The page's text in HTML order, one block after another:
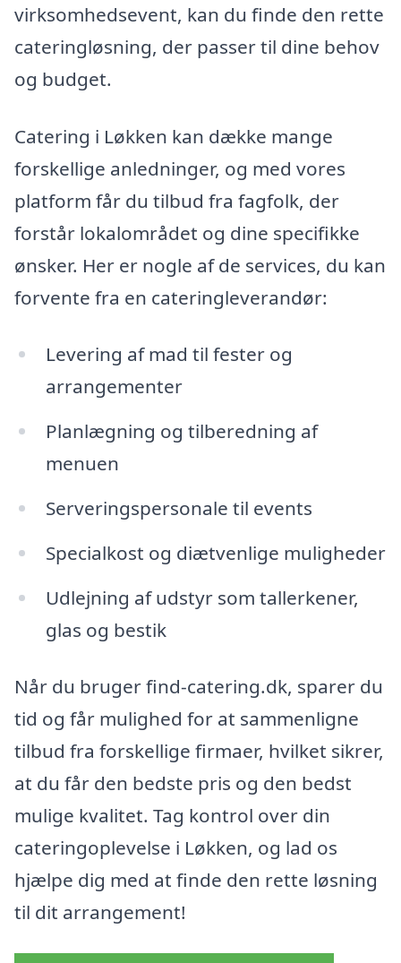
virksomhedsevent, kan du finde den rette
cateringløsning, der passer til dine behov
og budget.
Catering i Løkken kan dække mange
forskellige anledninger, og med vores
platform får du tilbud fra fagfolk, der
forstår lokalområdet og dine specifikke
ønsker. Her er nogle af de services, du kan
forvente fra en cateringleverandør:
Levering af mad til fester og
arrangementer
Planlægning og tilberedning af
menuen
Serveringspersonale til events
Specialkost og diætvenlige muligheder
Udlejning af udstyr som tallerkener,
glas og bestik
Når du bruger find-catering.dk, sparer du
tid og får mulighed for at sammenligne
tilbud fra forskellige firmaer, hvilket sikrer,
at du får den bedste pris og den bedst
mulige kvalitet. Tag kontrol over din
cateringoplevelse i Løkken, og lad os
hjælpe dig med at finde den rette løsning
til dit arrangement!